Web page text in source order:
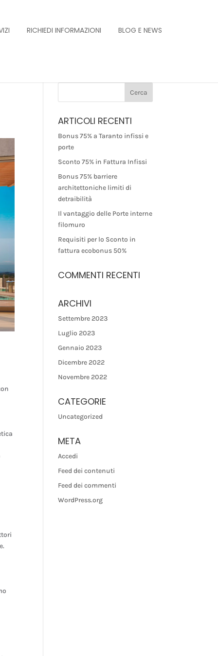
RICHIEDI INFORMAZIONI BLOG E NEWS
ARTICOLI RECENTI
Bonus 75% a Taranto infissi e
porte
Sconto 75% in Fattura Infissi
Bonus 75% barriere
architettoniche limiti di
detraibilità
Il vantaggio delle Porte interne
filomuro
Requisiti per lo Sconto in
fattura ecobonus 50%
COMMENTI RECENTI
ARCHIVI
Settembre 2023
Luglio 2023
Gennaio 2023
Dicembre 2022
Novembre 2022
CATEGORIE
Uncategorized
META
Accedi
Feed dei contenuti
Feed dei commenti
WordPress.org